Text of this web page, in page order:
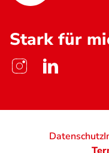
Stark für
Datenschutz